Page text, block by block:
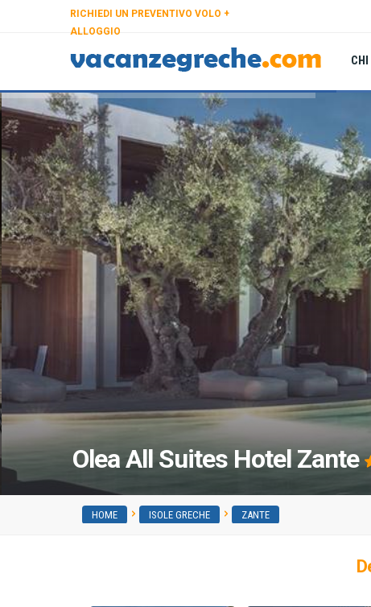
RICHIEDI UN PREVENTIVO VOLO +
ALLOGGIO
Olea All Suites Hotel Zante
HOME ISOLE GRECHE ZANTE